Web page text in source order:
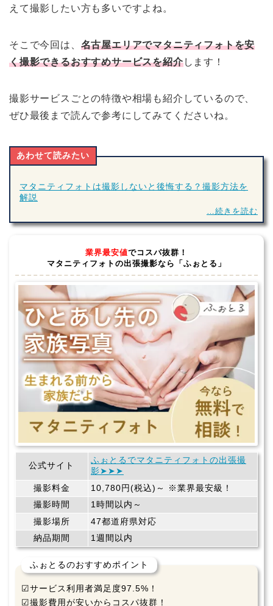
えて撮影したい方も多いですよね。
そこで今回は、 名古屋エリアでマタニティフォトを安
く撮影できるおすすめサービスを紹介します！
撮影サービスごとの特徴や相場も紹介しているので、
ぜひ最後まで読んで参考にしてみてくださいね。
あわせて読みたい
マタニティフォトは撮影しないと後悔する？撮影方法を
解説
…続きを読む
業界最安値でコスパ抜群！
マタニティフォトの出張撮影なら「ふぉとる」
公式サイト
ふぉとるでマタニティフォトの出張撮
影➤➤➤
撮影料金
10,780円(税込)～ ※業界最安級！
撮影時間
1時間以内～
撮影場所
47都道府県対応
納品期間
1週間以内
ふぉとるのおすすめポイント
☑サービス利用者満足度97.5%！
☑撮影費用が安いからコスパ抜群！